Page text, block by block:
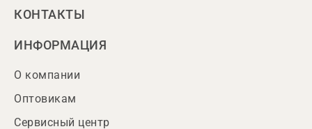
КОНТАКТЫ
ИНФОРМАЦИЯ
О компании
Оптовикам
Сервисный центр